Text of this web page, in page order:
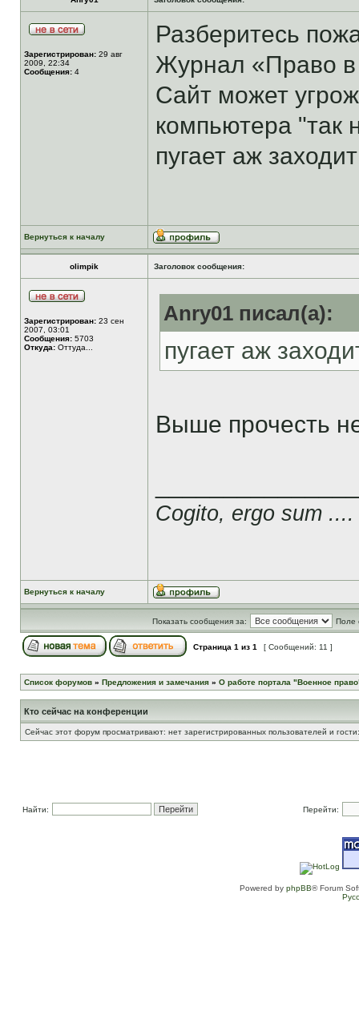
Зарегистрирован: 29 авг
2009, 22:34
Сообщения: 4
Разберитесь
Журнал «Право
Сайт может
компьютера "так
пугает аж
Вернуться к началу
olimpik Заголовок сообщения:
Зарегистрирован: 23 сен
2007, 03:01
Сообщения: 5703
Откуда: Оттуда...
Anry01 писал(а):
пугает аж
Выше прочесть
Cogito, ergo sum ....
Вернуться к началу
Показать сообщения за: Поле
Страница 1 из 1 [ Сообщений: 11 ]
Список форумов » Предложения и замечания » О работе портала "Военное
Кто сейчас на конференции
Сейчас этот форум просматривают: нет зарегистрированных пользователей и
Найти: Перейти:
Powered by phpBB® Forum